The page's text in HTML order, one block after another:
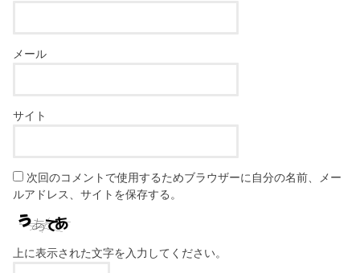
メール
サイト
次回のコメントで使用するためブラウザーに自分の名前、メー
ルアドレス、サイトを保存する。
上に表示された文字を入力してください。